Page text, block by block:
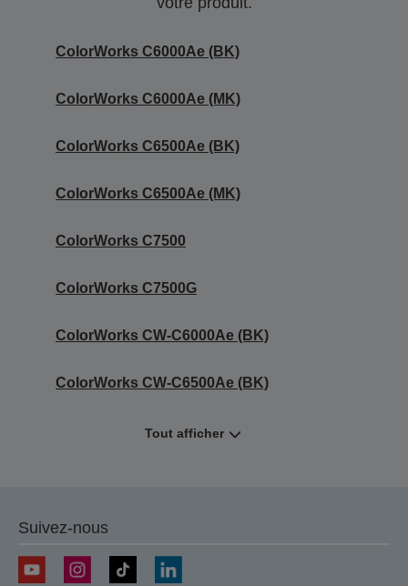
ColorWorks C6000Ae (BK)
ColorWorks C6000Ae (MK)
ColorWorks C6500Ae (BK)
ColorWorks C6500Ae (MK)
ColorWorks C7500
ColorWorks C7500G
ColorWorks CW-C6000Ae (BK)
ColorWorks CW-C6500Ae (BK)
Tout afficher
Suivez-nous